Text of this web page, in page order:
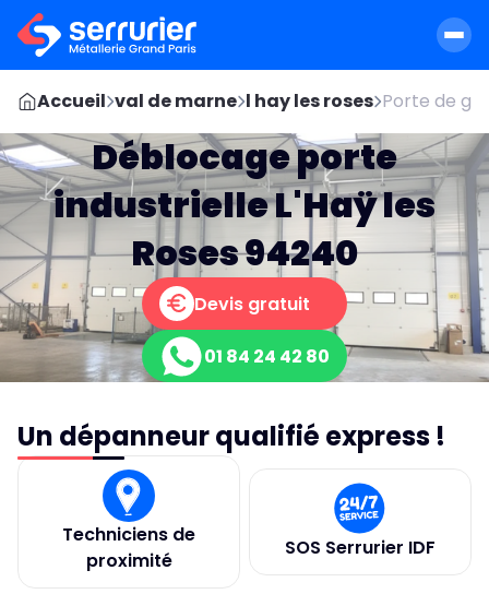
Accueil val de marne l hay les roses Porte de
Déblocage porte
industrielle L'Haÿ les
Roses 94240
Devis gratuit
01 84 24 42 80
Un dépanneur qualifié express !
Techniciens de
proximité
SOS Serrurier IDF